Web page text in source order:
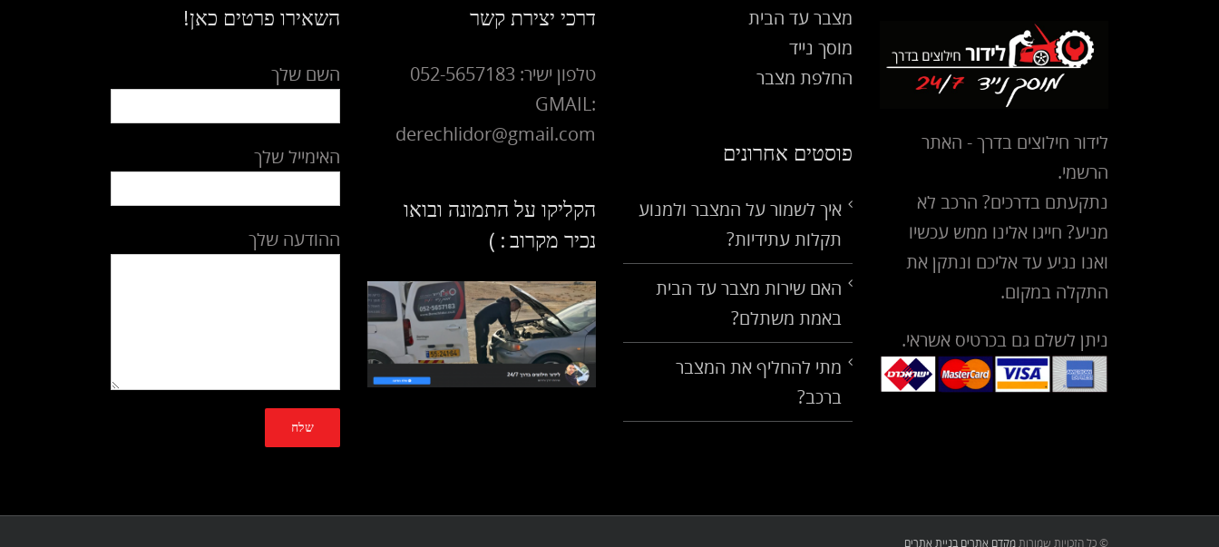
לידור חילוצים בדרך - האתר
הרשמי.
נתקעתם בדרכים? הרכב לא
מניע? חייגו אלינו ממש עכשיו
ואנו נגיע עד אליכם ונתקן את
התקלה במקום.
ניתן לשלם גם בכרטיס אשראי.
מצבר עד הבית
מוסך נייד
החלפת מצבר
פוסטים אחרונים
איך לשמור על המצבר ולמנוע
תקלות עתידיות?
האם שירות מצבר עד הבית
באמת משתלם?
מתי להחליף את המצבר
ברכב?
דרכי יצירת קשר
טלפון ישיר: 052-5657183
GMAIL:
derechlidor@gmail.com
הקליקו על התמונה ובואו
נכיר מקרוב : )
השאירו פרטים כאן!
השם שלך
האימייל שלך
ההודעה שלך
© כל הזכויות שמורות מקדם אתרים בניית אתרים